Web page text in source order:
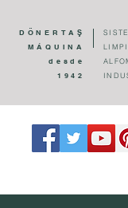
DÖNERTAŞ
MÁQUINA
desde
1942